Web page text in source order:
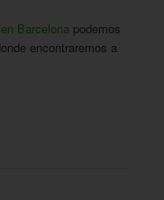
Barcelona podemos
encontraremos a